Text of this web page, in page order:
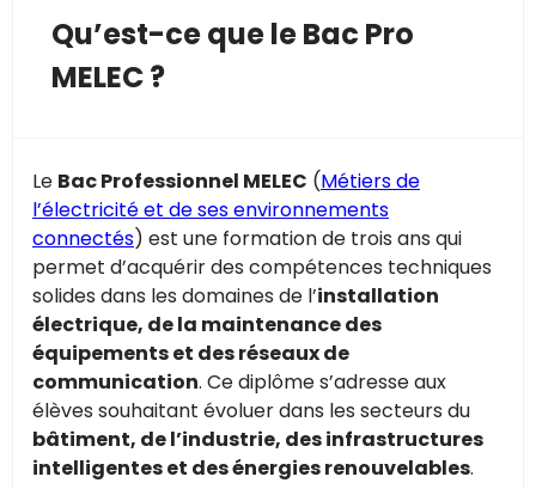
Qu’est-ce que le Bac Pro
MELEC ?
Le Bac Professionnel MELEC (Métiers de
l’électricité et de ses environnements
connectés) est une formation de trois ans qui
permet d’acquérir des compétences techniques
solides dans les domaines de l’installation
électrique, de la maintenance des
équipements et des réseaux de
communication. Ce diplôme s’adresse aux
élèves souhaitant évoluer dans les secteurs du
bâtiment, de l’industrie, des infrastructures
intelligentes et des énergies renouvelables.